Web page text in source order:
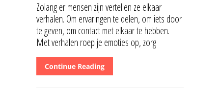
Zolang er mensen zijn vertellen ze elkaar
verhalen. Om ervaringen te delen, om iets door
te geven, om contact met elkaar te hebben.
Met verhalen roep je emoties op, zorg
Continue Reading